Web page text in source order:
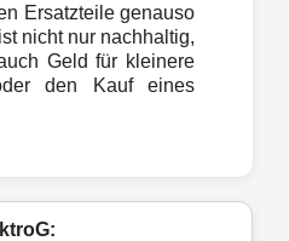
Ersatzteile genauso
nicht nur nachhaltig,
Geld für kleinere
den Kauf eines